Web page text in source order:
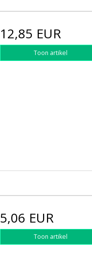
12,85 EUR
Toon artikel
5,06 EUR
Toon artikel